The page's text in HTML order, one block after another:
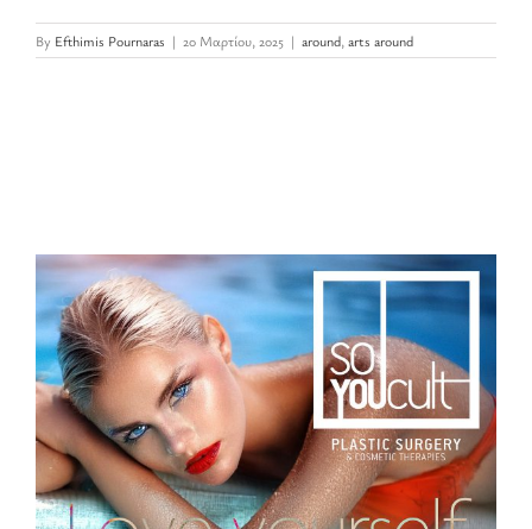
By Efthimis Pournaras | 20 Μαρτίου, 2025 | around, arts around